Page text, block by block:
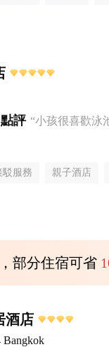
評 “小孩很喜歡泳
駁服務 親子酒店
部分住宿可省
酒店
Bangkok